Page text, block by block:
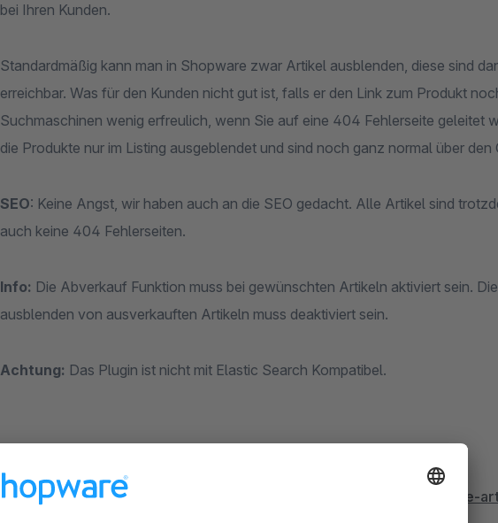
bei Ihren Kunden.
Standardmäßig kann man in Shopware zwar Artikel ausblenden, diese sind
erreichbar. Was für den Kunden nicht gut ist, falls er den Link zum Produkt
Suchmaschinen wenig erfreulich, wenn Sie auf eine 404 Fehlerseite geleitet
die Produkte nur im Listing ausgeblendet und sind noch ganz normal über den
SEO: Keine Angst, wir haben auch an die SEO gedacht. Alle Artikel sind
auch keine 404 Fehlerseiten.
Info: Die Abverkauf Funktion muss bei gewünschten Artikeln aktiviert sein.
ausblenden von ausverkauften Artikeln muss deaktiviert sein.
Achtung: Das Plugin ist nicht mit Elastic Search Kompatibel.
Zur Plugin Dokumentation:
https://doku.swk-web.com/ausverkaufte-